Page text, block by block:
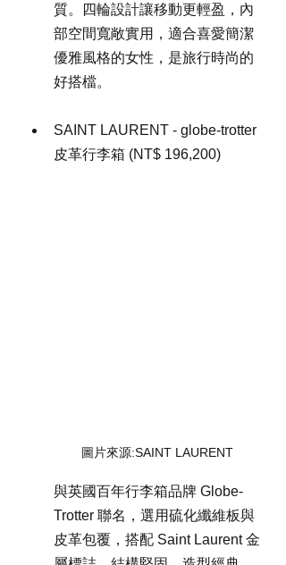
質。四輪設計讓移動更輕盈，內
部空間寬敞實用，適合喜愛簡潔
優雅風格的女性，是旅行時尚的
好搭檔。
SAINT LAURENT - globe-trotter
皮革行李箱 (NT$ 196,200)
圖片來源:SAINT LAURENT
與英國百年行李箱品牌 Globe-
Trotter 聯名，選用硫化纖維板與
皮革包覆，搭配 Saint Laurent 金